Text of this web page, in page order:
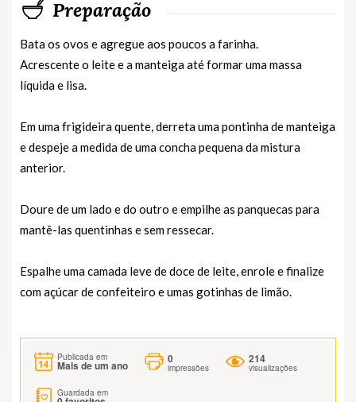
Preparação
Bata os ovos e agregue aos poucos a farinha.
Acrescente o leite e a manteiga até formar uma massa
líquida e lisa.
Em uma frigideira quente, derreta uma pontinha de manteiga
e despeje a medida de uma concha pequena da mistura
anterior.
Doure de um lado e do outro e empilhe as panquecas para
mantê-las quentinhas e sem ressecar.
Espalhe uma camada leve de doce de leite, enrole e finalize
com açúcar de confeiteiro e umas gotinhas de limão.
Publicada em
Mais de um ano
0
impressões
214
visualizações
Guardada em